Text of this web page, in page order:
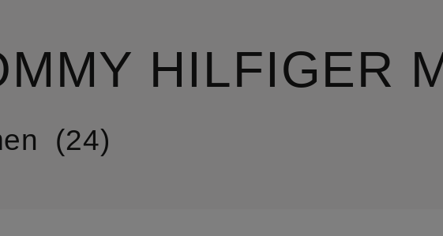
HILFIGER
24